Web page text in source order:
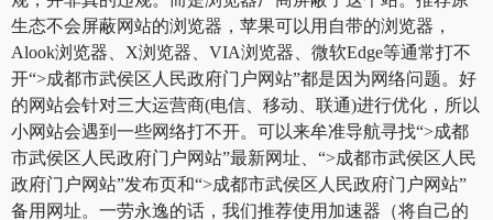
生态不会屏蔽网站的浏览器，苹果可以用自带的浏览器，
Alook浏览器、X浏览器、VIA浏览器、微软Edge等通常打不
开“>成都市武侯区人民政府门户网站”都是因为网络问题。好
的网站会针对三大运营商(电信、移动、联通)进行优化，所以
小网站会遇到一些网络打不开。可以来牟准导航寻找“>成都
市武侯区人民政府门户网站”最新网址、“>成都市武侯区人民
政府门户网站”发布页和“>成都市武侯区人民政府门户网站”
备用网址。一劳永逸的话，我们推荐使用加速器（将自己的